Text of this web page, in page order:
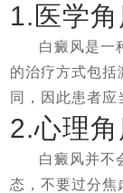
1.医学角
白癜风是一
的治疗方式包括
同，因此患者应
2.心理角
白癜风并不
态，不要过分焦